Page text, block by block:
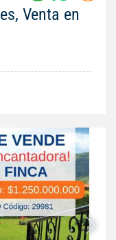
Venta en